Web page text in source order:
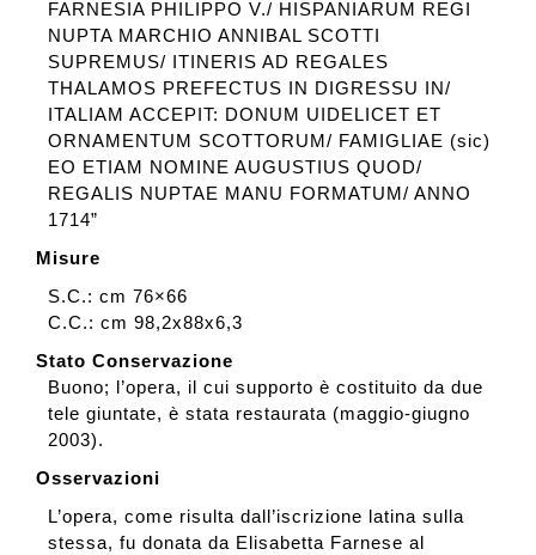
FARNESIA PHILIPPO V./ HISPANIARUM REGI
NUPTA MARCHIO ANNIBAL SCOTTI
SUPREMUS/ ITINERIS AD REGALES
THALAMOS PREFECTUS IN DIGRESSU IN/
ITALIAM ACCEPIT: DONUM UIDELICET ET
ORNAMENTUM SCOTTORUM/ FAMIGLIAE (sic)
EO ETIAM NOMINE AUGUSTIUS QUOD/
REGALIS NUPTAE MANU FORMATUM/ ANNO
1714”
Misure
S.C.: cm 76×66
C.C.: cm 98,2x88x6,3
Stato Conservazione
Buono; l’opera, il cui supporto è costituito da due
tele giuntate, è stata restaurata (maggio-giugno
2003).
Osservazioni
L’opera, come risulta dall’iscrizione latina sulla
stessa, fu donata da Elisabetta Farnese al